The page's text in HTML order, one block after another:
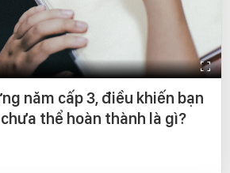
năm cấp 3, điều khiến bạn
thể hoàn thành là gì?